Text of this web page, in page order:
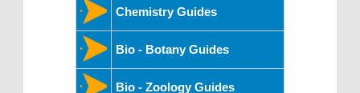
Chemistry Guides
Bio - Botany Guides
Bio - Zoology Guides